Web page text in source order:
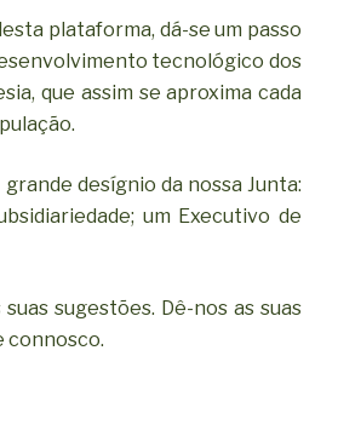
plataforma, dá-se um passo
tecnológico dos
que assim se aproxima cada
grande desígnio da nossa Junta:
um Executivo de
sugestões. Dê-nos as suas
connosco.